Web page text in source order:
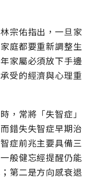
宗佑指出，一旦家
庭都要重新調整生
家屬必須放下手邊
受的經濟與心理重
，常將「失智症」
錯失失智症早期治
症前兆主要具備三
般健忘經提醒仍能
第二是方向感衰退